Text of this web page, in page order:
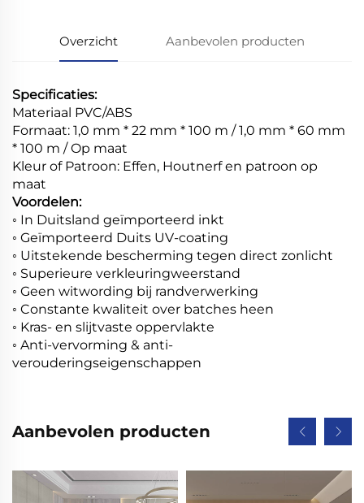
Overzicht Aanbevolen producten
Specificaties:
Materiaal PVC/ABS
Formaat: 1,0 mm * 22 mm * 100 m / 1,0 mm * 60 mm
* 100 m / Op maat
Kleur of Patroon: Effen, Houtnerf en patroon op
maat
Voordelen:
◦ In Duitsland geïmporteerd inkt
◦ Geïmporteerd Duits UV-coating
◦ Uitstekende bescherming tegen direct zonlicht
◦ Superieure verkleuringweerstand
◦ Geen witwording bij randverwerking
◦ Constante kwaliteit over batches heen
◦ Kras- en slijtvaste oppervlakte
◦ Anti-vervorming & anti-
verouderingseigenschappen
Aanbevolen producten